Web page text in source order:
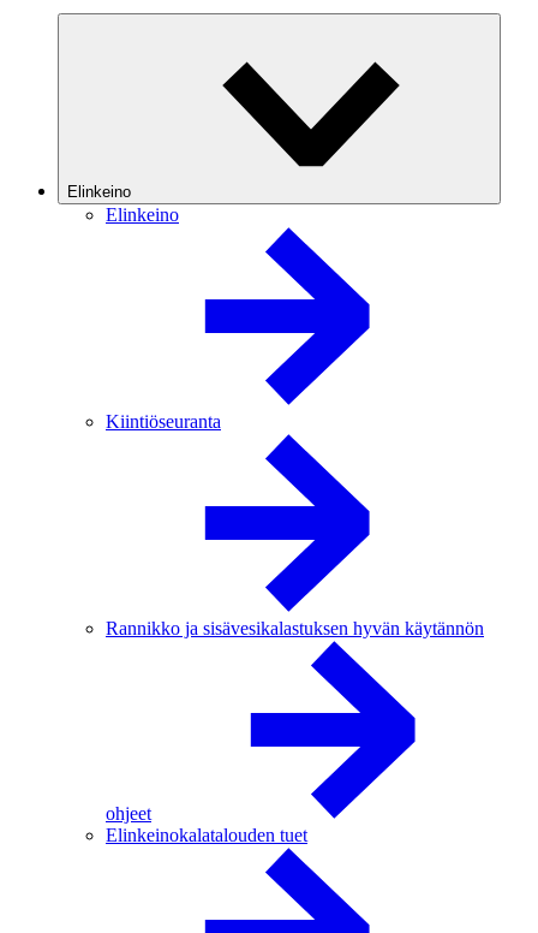
Elinkeino
Elinkeino
Kiintiöseuranta
Rannikko ja sisävesikalastuksen hyvän käytännön
ohjeet
Elinkeinokalatalouden tuet